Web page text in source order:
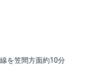
を笠間方面約10分